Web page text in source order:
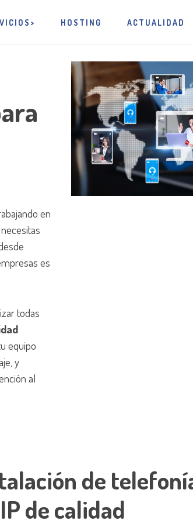
HOSTING ACTUALIDAD
en
es
todas
equipo
y
al
de
IP de calidad